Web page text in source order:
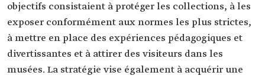
objectifs consistaient à protéger les collections, à les
exposer conformément aux normes les plus strictes,
à mettre en place des expériences pédagogiques et
divertissantes et à attirer des visiteurs dans les
musées. La stratégie vise également à acquérir une